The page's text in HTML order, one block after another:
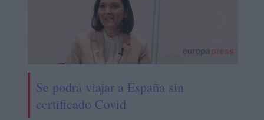
Se podrá viajar a España sin
certificado Covid